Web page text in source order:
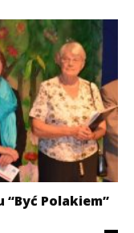
Polakiem”